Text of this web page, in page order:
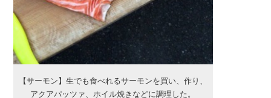
【サーモン】生でも食べれるサーモンを買い、作り、
アクアパッツァ、ホイル焼きなどに調理した。